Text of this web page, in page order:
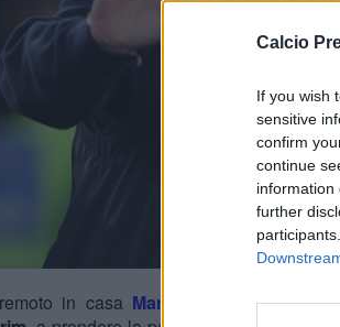
Calcio
If you wish
sensitive
confirm
continue
information
further
in casa Manchester United